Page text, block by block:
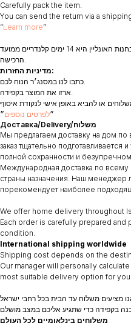
Carefully pack the item.
You can send the return via a
“Learn more”
תקופת האחריות על כל המוצרים הנרכשים בחנות האונליין היא 14 ימים קלנדריים ממועד
הרכישה.
מדיניות החזרות:
כתבו לנו במסנג׳ר הנוח לכם.
ארזו את המוצר בקפידה.
״לפרטים נוספים״
Доставка/Delivery/משלוח
Мы предлагаем доставку на дом
заказ тщательно
полной сохранности и
Международная доставка по всему
страны назначения. Наш менеджер
порекомендует наиболее
We offer home delivery throughout
Each order is carefully prepared
condition.
International shipping worldwide
Shipping cost depends on the
Our manager will personally
most suitable delivery option for
משלוחים בינלאומיים לכל העולם